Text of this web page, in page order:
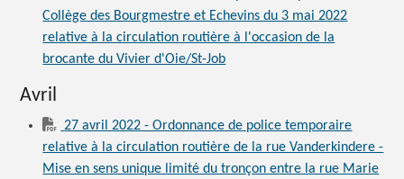
Collège des Bourgmestre et Echevins du 3 mai 2022
relative à la circulation routière à l'occasion de la
brocante du Vivier d'Oie/St-Job
Avril
27 avril 2022 - Ordonnance de police temporaire
relative à la circulation routière de la rue Vanderkindere -
Mise en sens unique limité du tronçon entre la rue Marie